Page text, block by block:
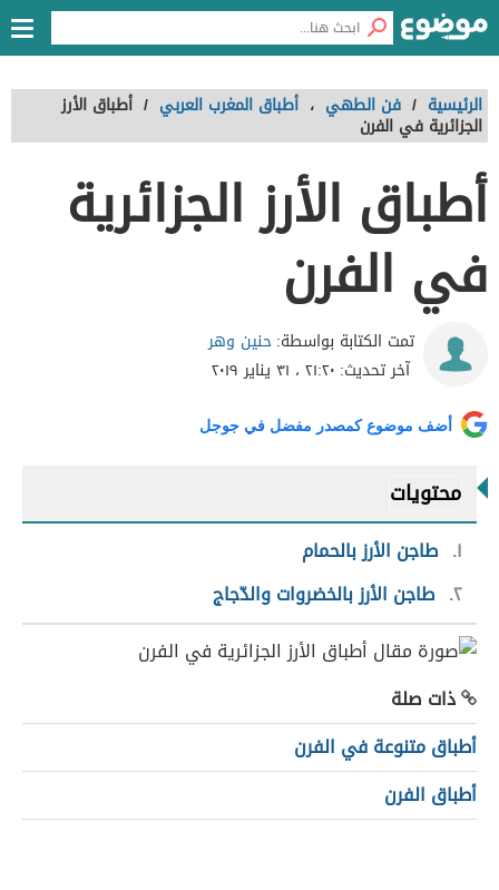
الرئيسية / فن الطهي ، أطباق المغرب العربي / أطباق الأرز
الجزائرية في الفرن
أطباق الأرز الجزائرية
في الفرن
تمت الكتابة بواسطة:حنين وهر
آخر تحديث: ٢١:٢٠ ، ٣١ يناير ٢٠١٩
أضف موضوع كمصدر مفضل في جوجل
محتويات
١ طاجن الأرز بالحمام
٢ طاجن الأرز بالخضروات والدّجاج
ذات صلة
أطباق متنوعة في الفرن
أطباق الفرن